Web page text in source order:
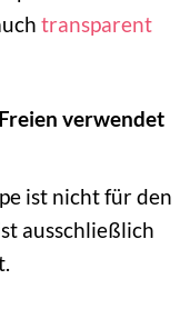
transparent
verwendet
ist nicht für den
ausschließlich